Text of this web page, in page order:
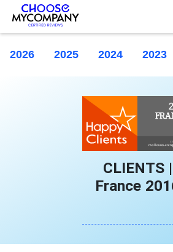
2026 2025 2024 2023
CLIENTS |
France
Cookie-Einstellungen